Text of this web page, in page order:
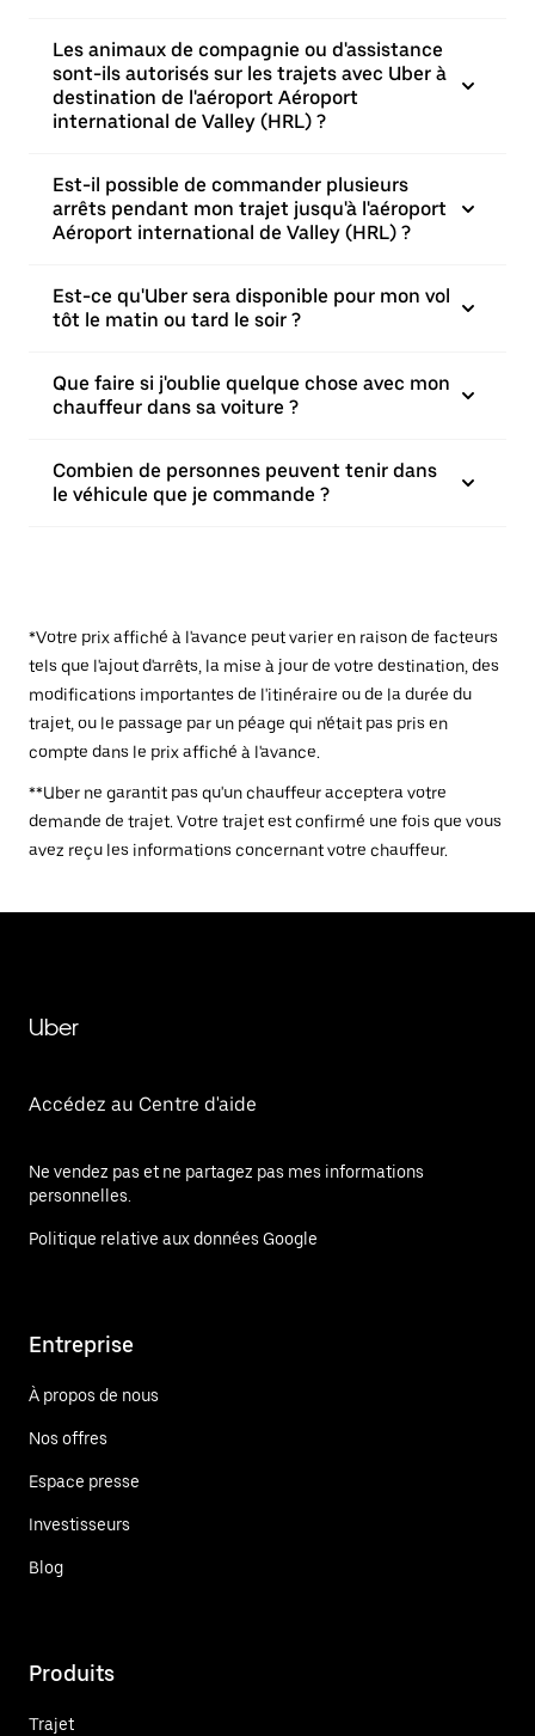
Les animaux de compagnie ou d'assistance
sont-ils autorisés sur les trajets avec Uber à
destination de l'aéroport Aéroport
international de Valley (HRL) ?
Est-il possible de commander plusieurs
arrêts pendant mon trajet jusqu'à l'aéroport
Aéroport international de Valley (HRL) ?
Est-ce qu'Uber sera disponible pour mon vol
tôt le matin ou tard le soir ?
Que faire si j'oublie quelque chose avec mon
chauffeur dans sa voiture ?
Combien de personnes peuvent tenir dans
le véhicule que je commande ?
*Votre prix affiché à l'avance peut varier en raison de facteurs
tels que l'ajout d'arrêts, la mise à jour de votre destination, des
modifications importantes de l'itinéraire ou de la durée du
trajet, ou le passage par un péage qui n'était pas pris en
compte dans le prix affiché à l'avance.
**Uber ne garantit pas qu'un chauffeur acceptera votre
demande de trajet. Votre trajet est confirmé une fois que vous
avez reçu les informations concernant votre chauffeur.
Uber
Accédez au Centre d'aide
Ne vendez pas et ne partagez pas mes informations
personnelles.
Politique relative aux données Google
Entreprise
À propos de nous
Nos offres
Espace presse
Investisseurs
Blog
Produits
Trajet